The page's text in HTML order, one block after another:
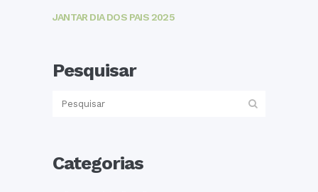
JANTAR DIA DOS PAIS 2025
Pesquisar
Categorias